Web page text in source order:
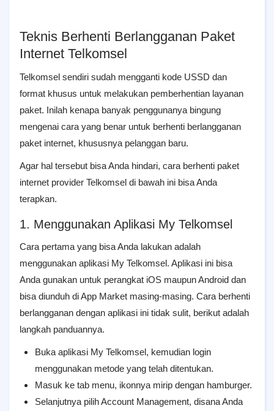
Teknis Berhenti Berlangganan Paket
Internet Telkomsel
Telkomsel sendiri sudah mengganti kode USSD dan
format khusus untuk melakukan pemberhentian layanan
paket. Inilah kenapa banyak penggunanya bingung
mengenai cara yang benar untuk berhenti berlangganan
paket internet, khususnya pelanggan baru.
Agar hal tersebut bisa Anda hindari, cara berhenti paket
internet provider Telkomsel di bawah ini bisa Anda
terapkan.
1. Menggunakan Aplikasi My Telkomsel
Cara pertama yang bisa Anda lakukan adalah
menggunakan aplikasi My Telkomsel. Aplikasi ini bisa
Anda gunakan untuk perangkat iOS maupun Android dan
bisa diunduh di App Market masing-masing. Cara berhenti
berlangganan dengan aplikasi ini tidak sulit, berikut adalah
langkah panduannya.
Buka aplikasi My Telkomsel, kemudian login
menggunakan metode yang telah ditentukan.
Masuk ke tab menu, ikonnya mirip dengan hamburger.
Selanjutnya pilih Account Management, disana Anda